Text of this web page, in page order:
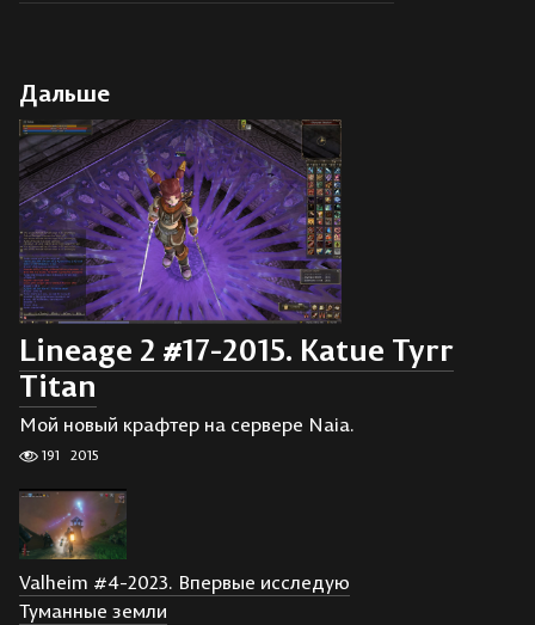
Дальше
Lineage 2 #17-2015. Katue Tyrr
Titan
Мой новый крафтер на сервере Naia.
191 2015
Valheim #4-2023. Впервые исследую
Туманные земли